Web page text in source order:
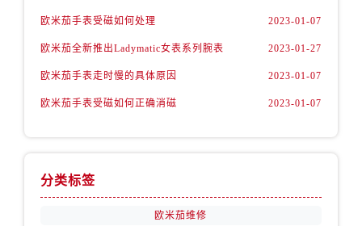
欧米茄手表受磁如何处理 2023-01-07
欧米茄全新推出Ladymatic女表系列腕表 2023-01-27
欧米茄手表走时慢的具体原因 2023-01-07
欧米茄手表受磁如何正确消磁 2023-01-07
分类标签
欧米茄维修